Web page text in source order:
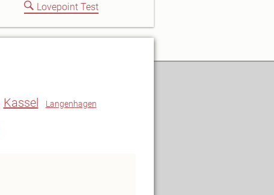
Lovepoint Test
Kassel Langenhagen